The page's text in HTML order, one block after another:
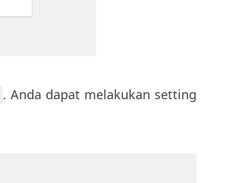
. Anda dapat melakukan setting